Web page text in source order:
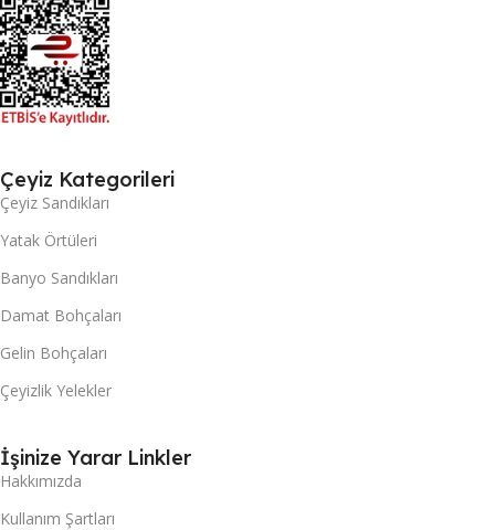
Çeyiz Kategorileri
Çeyiz Sandıkları
Yatak Örtüleri
Banyo Sandıkları
Damat Bohçaları
Gelin Bohçaları
Çeyizlik Yelekler
İşinize Yarar Linkler
Hakkımızda
Kullanım Şartları